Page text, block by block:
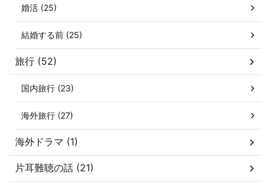
婚活 (25)
結婚する前 (25)
旅行 (52)
国内旅行 (23)
海外旅行 (27)
海外ドラマ (1)
片耳難聴の話 (21)